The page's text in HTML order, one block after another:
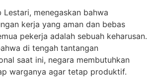
Lestari, menegaskan bahwa
kerja yang aman dan bebas
pekerja adalah sebuah keharusan.
di tengah tantangan
saat ini, negara membutuhkan
warganya agar tetap produktif.